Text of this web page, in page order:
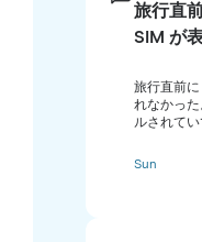
旅行直
SIM が
旅行直前に
れなかっ
ルされてい
Sun